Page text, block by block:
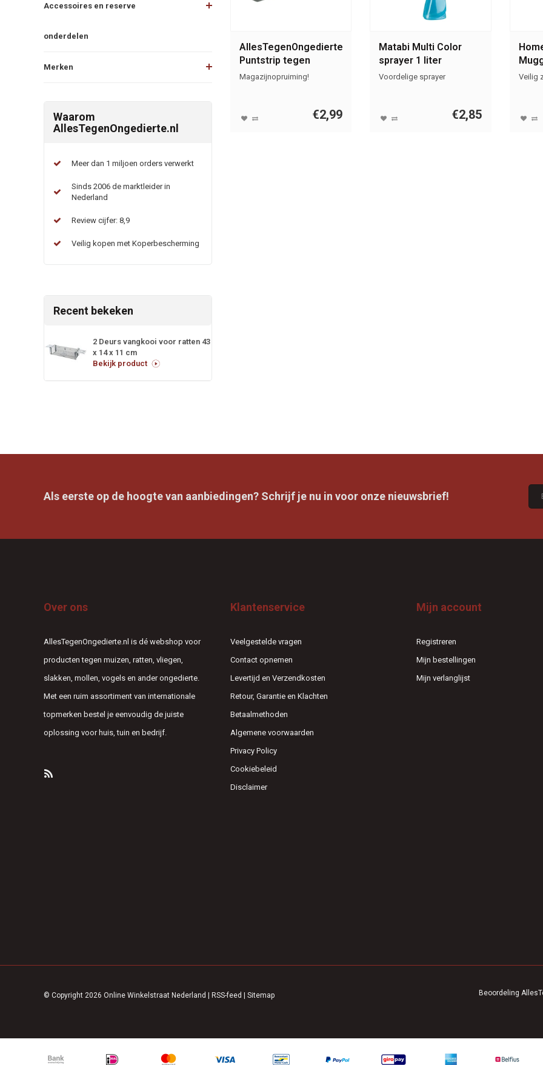
Accessoires en reserve
onderdelen
Merken
Waarom
AllesTegenOngedierte.nl
Meer dan 1 miljoen orders verwerkt
Sinds 2006 de marktleider in
Nederland
Review cijfer: 8,9
Veilig kopen met Koperbescherming
Recent bekeken
2 Deurs vangkooi voor ratten 43
x 14 x 11 cm
Bekijk product
AllesTegenOngedierte.nl
Puntstrip tegen
ongedierte 61 cm
Magazijnopruiming!
€2,99
Matabi Multi Color
sprayer 1 liter
Voordelige sprayer
€2,85
Veilig
Als eerste op de hoogte van aanbiedingen? Schrijf je nu in voor onze nieuwsbrief!
Over ons
AllesTegenOngedierte.nl is dé webshop voor
producten tegen muizen, ratten, vliegen,
slakken, mollen, vogels en ander ongedierte.
Met een ruim assortiment van internationale
topmerken bestel je eenvoudig de juiste
oplossing voor huis, tuin en bedrijf.
Klantenservice
Veelgestelde vragen
Contact opnemen
Levertijd en Verzendkosten
Retour, Garantie en Klachten
Betaalmethoden
Algemene voorwaarden
Privacy Policy
Cookiebeleid
Disclaimer
Mijn account
Registreren
Mijn bestellingen
Mijn verlanglijst
© Copyright 2026 Online Winkelstraat Nederland RSS-feed Sitemap Beoordeling